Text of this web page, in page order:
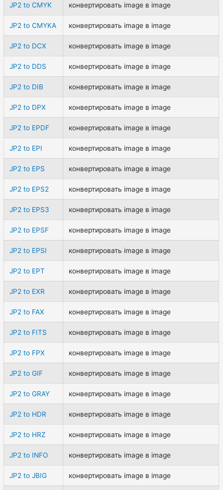
JP2 to CMYK конвертировать image в image
JP2 to CMYKA конвертировать image в image
JP2 to DCX конвертировать image в image
JP2 to DDS конвертировать image в image
JP2 to DIB конвертировать image в image
JP2 to DPX конвертировать image в image
JP2 to EPDF конвертировать image в image
JP2 to EPI конвертировать image в image
JP2 to EPS конвертировать image в image
JP2 to EPS2 конвертировать image в image
JP2 to EPS3 конвертировать image в image
JP2 to EPSF конвертировать image в image
JP2 to EPSI конвертировать image в image
JP2 to EPT конвертировать image в image
JP2 to EXR конвертировать image в image
JP2 to FAX конвертировать image в image
JP2 to FITS конвертировать image в image
JP2 to FPX конвертировать image в image
JP2 to GIF конвертировать image в image
JP2 to GRAY конвертировать image в image
JP2 to HDR конвертировать image в image
JP2 to HRZ конвертировать image в image
JP2 to INFO конвертировать image в image
JP2 to JBIG конвертировать image в image